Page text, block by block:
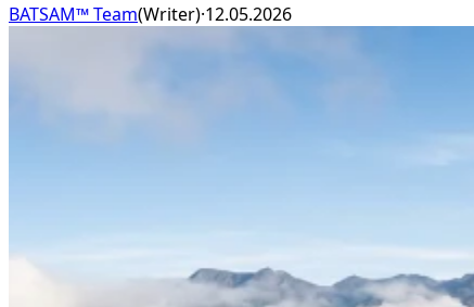
BATSAM™ Team(Writer)·12.05.2026